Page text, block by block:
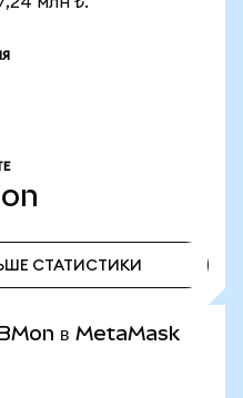
СТАТИСТИКИ
IBMon в MetaMask